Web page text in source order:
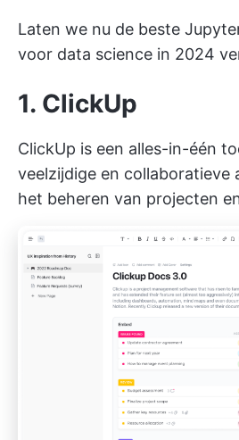
Laten we nu de beste
voor data science in 2024
1. ClickUp
ClickUp is een alles-in-één
veelzijdige en collaboratieve
het beheren van projecten